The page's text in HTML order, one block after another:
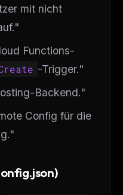
mit nicht
Functions-
-Trigger."
Backend."
Config für die